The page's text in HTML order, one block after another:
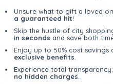
Unsure what to gift a loved
a guaranteed hit!
Skip the hustle of city
in seconds and save both
Enjoy up to 50% cost
exclusive benefits
Experience total
no hidden charges